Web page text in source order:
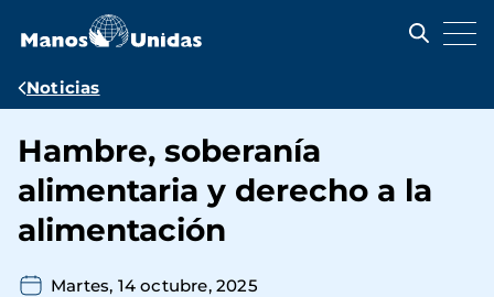
contenido
Ruta
navegación
Noticias
Hambre, soberanía
alimentaria y derecho a la
alimentación
Martes, 14 octubre, 2025